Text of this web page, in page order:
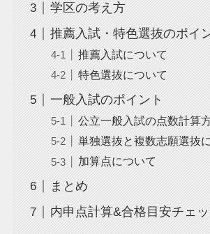
学区の考え方
推薦入試・特色選抜のポイ
推薦入試について
特色選抜について
一般入試のポイント
公立一般入試の点数計算
単独選抜と複数志願選抜
加算点について
まとめ
内申点計算&合格目安チェ